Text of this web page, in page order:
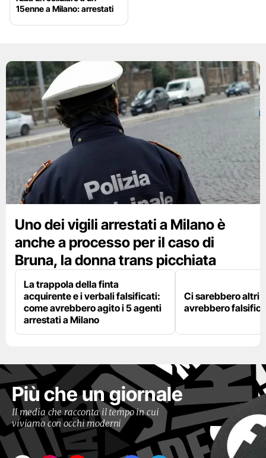
15enne a Milano: arrestati
Uno dei vigili arrestati a Milano è
anche a processo per il caso di
Bruna, la donna trans picchiata
La trappola della finta
acquirente e i verbali falsificati:
come avrebbero agito i 5 agenti
arrestati a Milano
Ci sarebbero altri
avrebbero
Più che un giornale
Il media che racconta il tempo in cui
viviamo con occhi moderni